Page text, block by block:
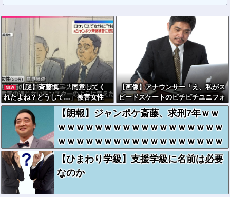
NEW
【謎】斉藤慎二「同意してく
れたよね？どうして…」被害女性
「彼は言葉が通じないモンスター」
【画像】アナウンサー「え、私がス
ピードスケートのピチピチユニフォ
ーム着るんですか…？ﾑﾁｨ！！」←
これはお前らに刺さるやろw w w w
w w w w
【朗報】ジャンポケ斎藤、求刑7年ｗｗ
ｗｗｗｗｗｗｗｗｗｗｗｗｗｗｗｗｗｗ
ｗｗｗｗｗｗｗｗｗｗｗｗｗｗｗｗｗｗ
ｗｗｗ
【ひまわり学級】支援学級に名前は必要
なのか